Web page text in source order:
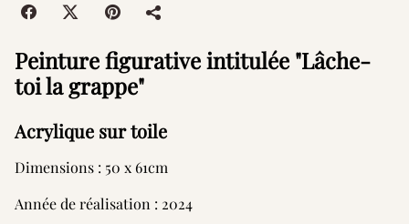
Peinture figurative intitulée "Lâche-
toi la grappe"
Acrylique sur toile
Dimensions : 50 x 61cm
Année de réalisation : 2024